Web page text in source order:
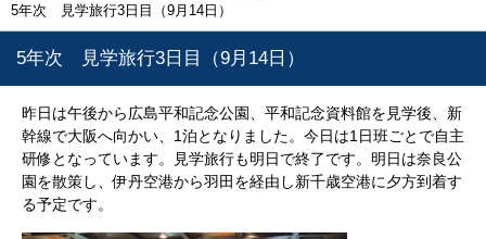
5年次 見学旅行3日目（9月14日）
5年次 見学旅行3日目（9月14日）
昨日は午後から広島平和記念公園、平和記念資料館を見学後、新
幹線で大阪へ向かい、1泊となりました。今日は1日班ごとで自主
研修となっています。見学旅行も明日で終了です。明日は奈良公
園を散策し、伊丹空港から羽田を経由し新千歳空港に夕方到着す
る予定です。